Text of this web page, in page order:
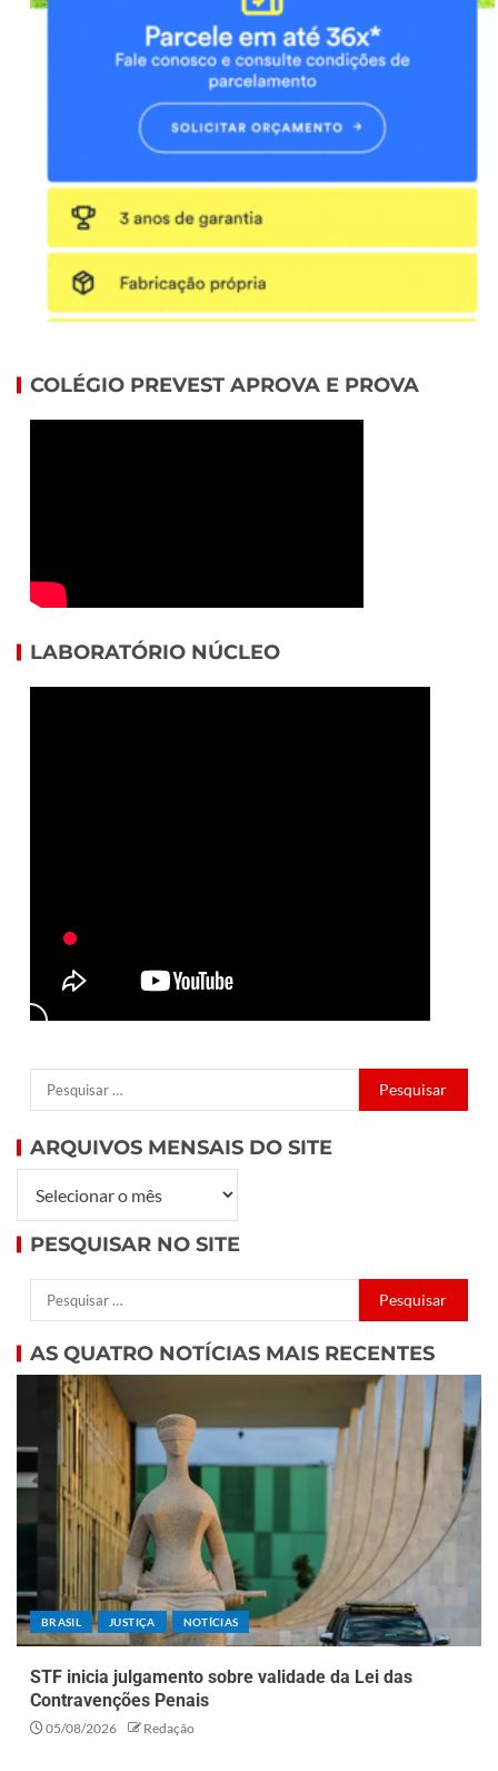
COLÉGIO PREVEST APROVA E PROVA
LABORATÓRIO NÚCLEO
ARQUIVOS MENSAIS DO SITE
PESQUISAR NO SITE
AS QUATRO NOTÍCIAS MAIS RECENTES
BRASIL JUSTIÇA NOTÍCIAS
STF inicia julgamento sobre validade da Lei das
Contravenções Penais
05/08/2026 Redação